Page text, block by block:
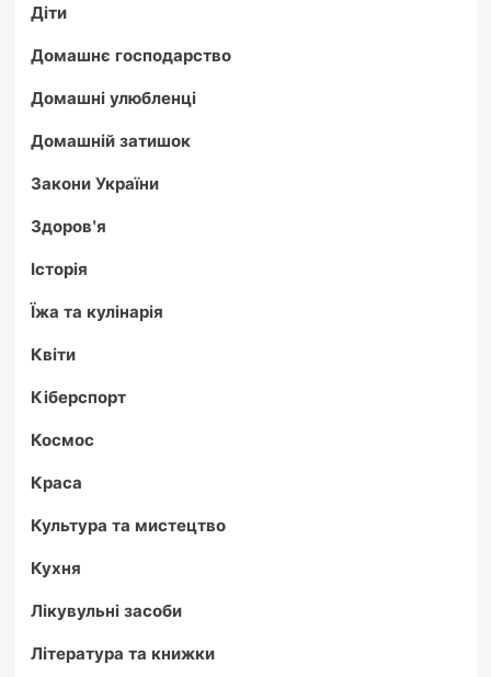
Діти
Домашнє господарство
Домашні улюбленці
Домашній затишок
Закони України
Здоров'я
Історія
Їжа та кулінарія
Квіти
Кіберспорт
Космос
Краса
Культура та мистецтво
Кухня
Лікувульні засоби
Література та книжки